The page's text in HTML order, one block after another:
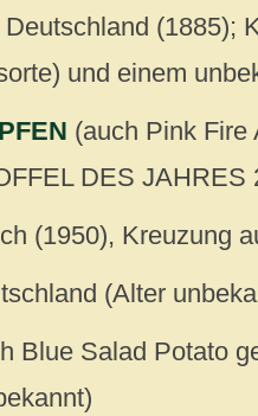
Deutschland (1885);
und einem
(auch Pink Fire
DES JAHRES
(1950), Kreuzung
(Alter
Blue Salad Potato